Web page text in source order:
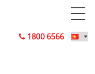
1800 6566